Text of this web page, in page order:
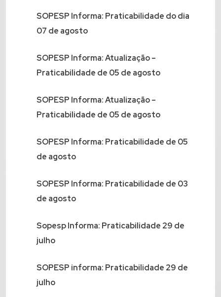
SOPESP Informa: Praticabilidade do dia
07 de agosto
SOPESP Informa: Atualização –
Praticabilidade de 05 de agosto
SOPESP Informa: Atualização –
Praticabilidade de 05 de agosto
SOPESP Informa: Praticabilidade de 05
de agosto
SOPESP Informa: Praticabilidade de 03
de agosto
Sopesp Informa: Praticabilidade 29 de
julho
SOPESP informa: Praticabilidade 29 de
julho